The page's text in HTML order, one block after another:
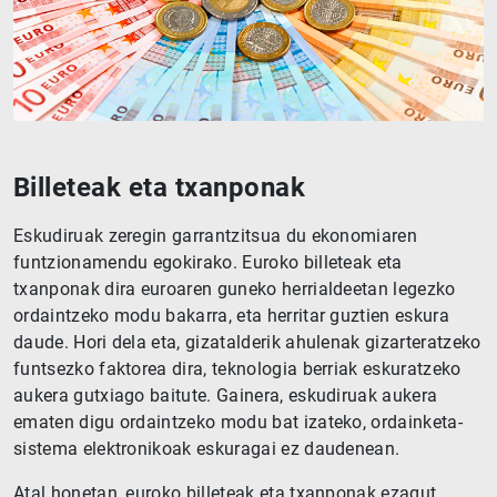
Billeteak eta txanponak
Eskudiruak zeregin garrantzitsua du ekonomiaren
funtzionamendu egokirako. Euroko billeteak eta
txanponak dira euroaren guneko herrialdeetan legezko
ordaintzeko modu bakarra, eta herritar guztien eskura
daude. Hori dela eta, gizatalderik ahulenak gizarteratzeko
funtsezko faktorea dira, teknologia berriak eskuratzeko
aukera gutxiago baitute. Gainera, eskudiruak aukera
ematen digu ordaintzeko modu bat izateko, ordainketa-
sistema elektronikoak eskuragai ez daudenean.